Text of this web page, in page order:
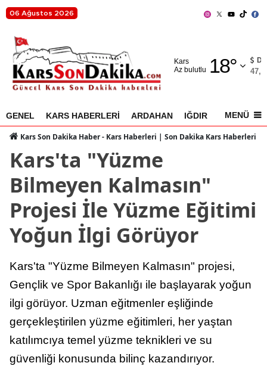
06 Ağustos 2026
Kars
Az bulutlu 18°
Adıyaman
Ağrı
Amasya
Antalya
Artvin
Aydın
Bilecik
Bingöl
Bitlis
GENEL KARS HABERLERİ ARDAHAN IĞDIR AKYAKA
MENÜ
Kars Son Dakika Haber - Kars Haberleri | Son Dakika Kars Haberleri
Kars'ta "Yüzme
Bilmeyen Kalmasın"
Projesi İle Yüzme Eğitimi
Yoğun İlgi Görüyor
Kars'ta "Yüzme Bilmeyen Kalmasın" projesi,
Gençlik ve Spor Bakanlığı ile başlayarak yoğun
ilgi görüyor. Uzman eğitmenler eşliğinde
gerçekleştirilen yüzme eğitimleri, her yaştan
katılımcıya temel yüzme teknikleri ve su
güvenliği konusunda bilinç kazandırıyor.